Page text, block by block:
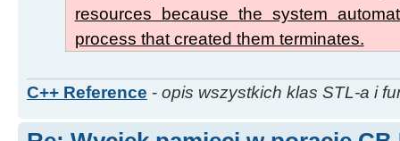
ShowMessage("Zasoby OK");
void __fastcall
Memo1->Text =
resources because the system
process that created them terminates.
C++ Reference - opis wszystkich klas STL-a i